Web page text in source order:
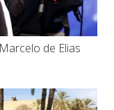
de Elias